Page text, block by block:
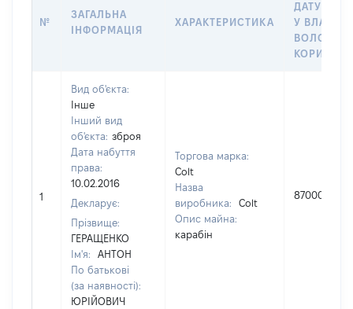
№
ЗАГАЛЬНА
ІНФОРМАЦІЯ
ХАРАКТЕРИСТИКА
ДАТУ
У
1
Вид об'єкта:
Інше
Інший вид
об'єкта: зброя
Дата набуття
права:
10.02.2016
Декларує:
Прізвище:
ГЕРАЩЕНКО
Ім'я:
АНТОН
По батькові
(за наявності):
ЮРІЙОВИЧ
Торгова марка:
Colt
Назва
виробника:
Colt
Опис майна:
карабін
87000